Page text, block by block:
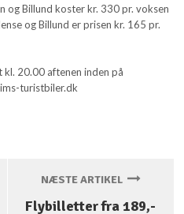
og Billund koster kr. 330 pr. voksen
og Billund er prisen kr. 165 pr.
kl. 20.00 aftenen inden på
turistbiler.dk
NÆSTE ARTIKEL
Flybilletter fra 189,-